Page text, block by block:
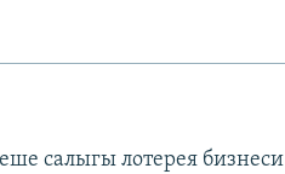
салыгы лотерея бизнеси